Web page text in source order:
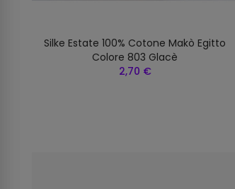
Silke Estate 100% Cotone Makò Egitto
Colore 803 Glacè
2,70 €